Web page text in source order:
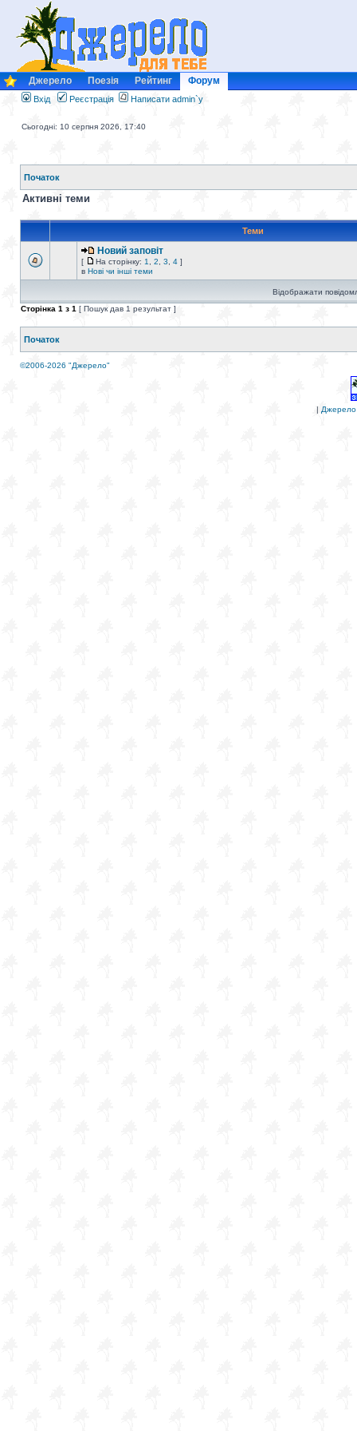
Джерело Поезія Рейтинг Форум
Вхід Реєстрація Написати admin`у
Сьогодні: 10 серпня 2026, 17:40
Початок
Активні теми
Теми
Новий заповіт
[ На сторінку: 1 2 3 4 ]
в Нові чи інші теми
Відображати
Сторінка 1 з 1 [ Пошук дав 1 результат ]
Початок
©2006-2026 "Джерело"
| Джерело